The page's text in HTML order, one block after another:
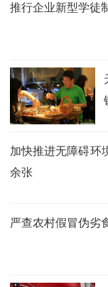
推行企业新型学徒
加快推进无障碍环
余张
严查农村假冒伪劣